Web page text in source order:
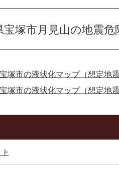
宝塚市月見山の地震危
塚市の液状化マップ（想定地
塚市の液状化マップ（想定地